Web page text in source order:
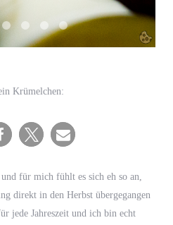
Krümelchen:
für mich fühlt es sich eh so an,
direkt in den Herbst übergegangen
jede Jahreszeit und ich bin echt